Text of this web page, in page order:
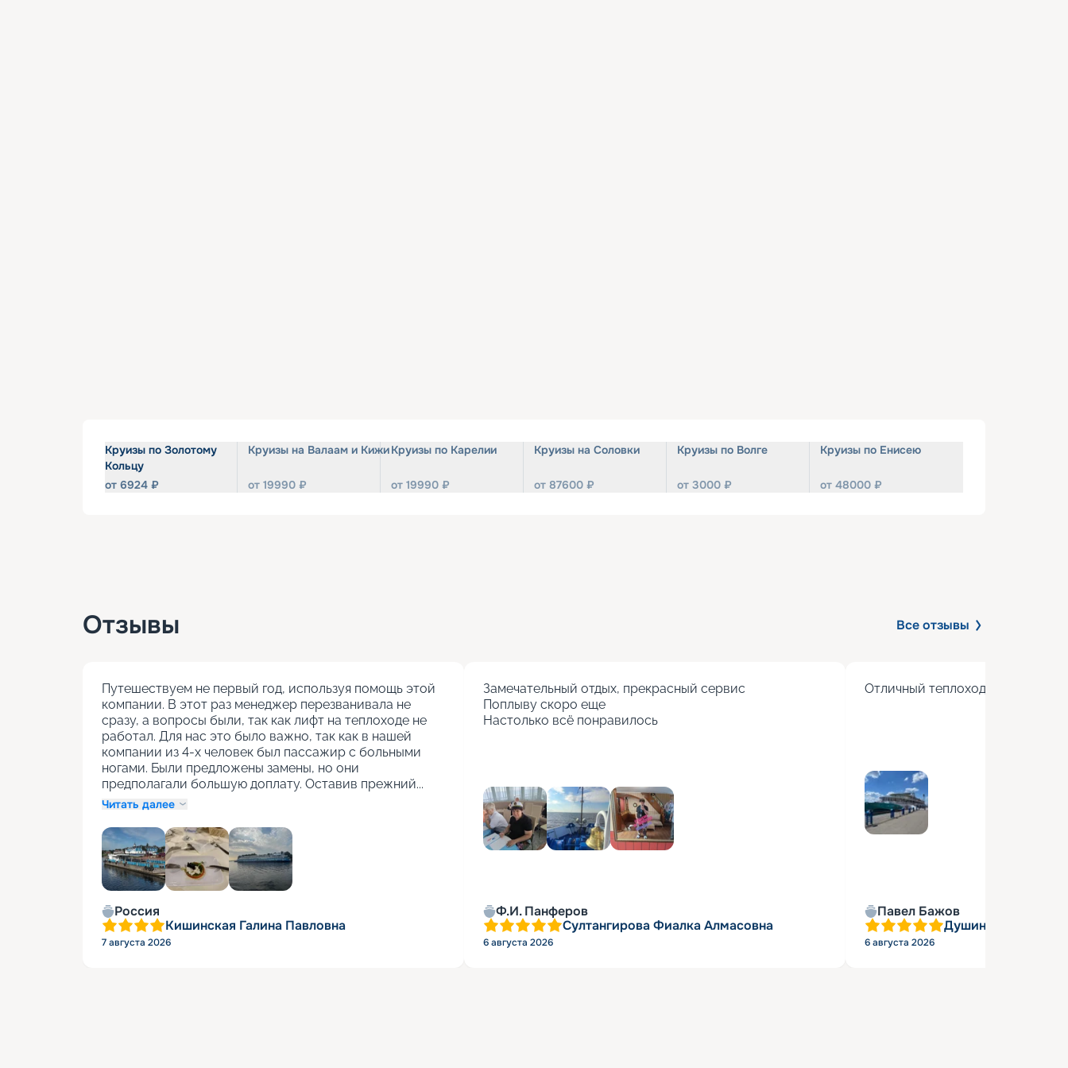
Круизы по Золотому
Кольцу
от 6924 ₽
Круизы на Валаам и Кижи
от 19990 ₽
Круизы по Карелии
от 19990 ₽
Круизы на Соловки
от 87600 ₽
Круизы по Волге
от 3000 ₽
Круизы по Енисею
от 48000 ₽
Отзывы Все отзывы
Путешествуем не первый год, используя помощь этой
компании. В этот раз менеджер перезванивала не
сразу, а вопросы были, так как лифт на теплоходе не
работал. Для нас это было важно, так как в нашей
компании из 4-х человек был пассажир с больными
ногами. Были предложены замены, но они
предполагали большую доплату. Оставив прежний...
Читать далее
Россия
Кишинская Галина Павловна
7 августа 2026
Замечательный отдых, прекрасный сервис
Поплыву скоро еще
Настолько всё понравилось
Ф.И. Панферов
Султангирова Фиалка Алмасовна
6 августа 2026
Отличный теплоход с хорошим
Павел Бажов
Душин Александр
6 августа 2026